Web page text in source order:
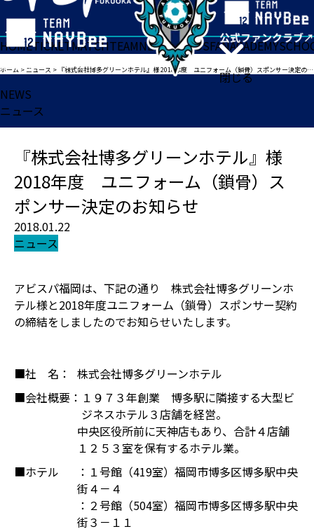
閉じる
HOMETICKETMATCHTEAMNEWSGOODSFANACADEMY
ホーム >ニュース > 『株式会社博多グリーンホテル』様 2018年度 ユニフォーム（鎖骨）スポンサー決定のお知らせ
NEWS
ニュース
『株式会社博多グリーンホテル』様
2018年度 ユニフォーム（鎖骨）ス
ポンサー決定のお知らせ
2018.01.22
ニュース
アビスパ福岡は、下記の通り 株式会社博多グリーンホ
テル様と2018年度ユニフォーム（鎖骨）スポンサー契約
の締結をしましたのでお知らせいたします。
■社 名：
株式会社博多グリーンホテル
■会社概要： １９７３年創業 博多駅に隣接する大型ビ
ジネスホテル３店舗を経営。
中央区役所前に天神店もあり、合計４店舗
１２５３室を保有するホテル業。
■ホテル
：１号館（419室）福岡市博多区博多駅中央
街４－４
：２号館（504室）福岡市博多区博多駅中央
街３－１１